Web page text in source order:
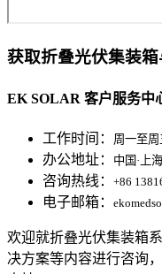
获取折叠光伏集装
EK SOLAR 客户服务中
工作时间： 周一至周
办公地址： 中国·上
咨询热线： +86
电子邮箱：
欢迎就折叠光伏集装箱
决方案等内容进行咨询